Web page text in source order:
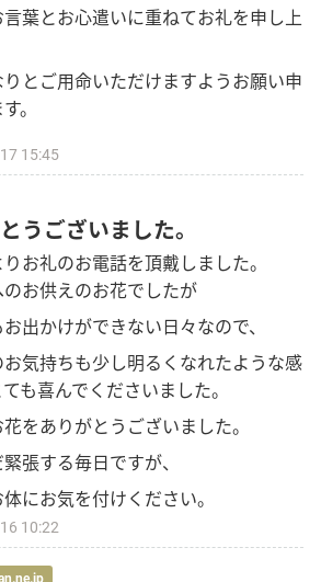
葉とお心遣いに重ねてお礼を申し上
りとご用命いただけますようお願い申
。
15:45
うございました。
お礼のお電話を頂戴しました。
お供えのお花でしたが
出かけができない日々なので、
お気持ちも少し明るくなれたような感
も喜んでくださいました。
をありがとうございました。
張する毎日ですが、
にお気を付けください。
10:22